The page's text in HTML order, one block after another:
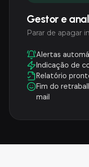
Gestor e
Parar de apagar
Alertas
Indicação de
Relatório
Fim do
mail